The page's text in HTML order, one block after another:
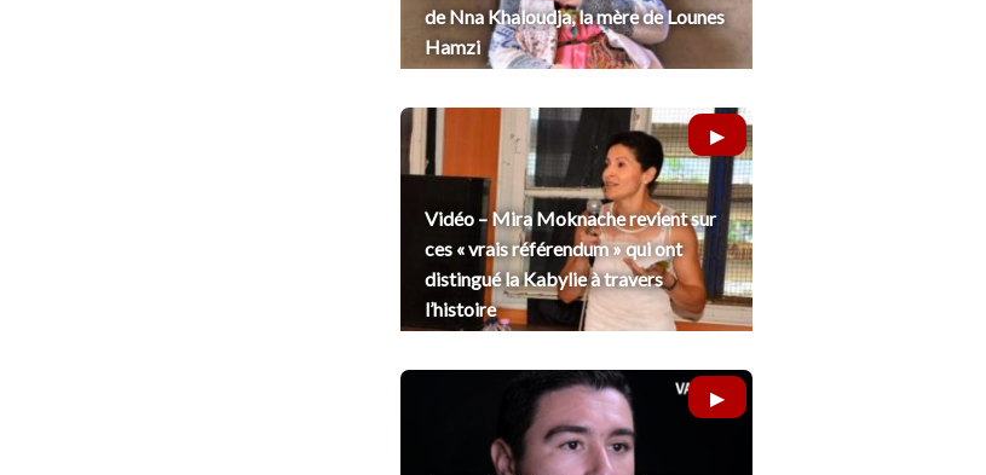
de Nna Khaloudja, la mère de Lounes
Hamzi
Vidéo – Mira Moknache revient sur
ces « vrais référendum » qui ont
distingué la Kabylie à travers
l’histoire